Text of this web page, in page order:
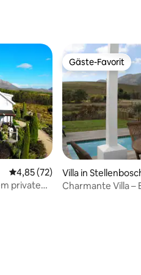
Durchschnittliche Bewertung:
4,85 (72)
privaten
Gäste-Favorit
Gäste-Favorit
Villa in
Charmante Villa –